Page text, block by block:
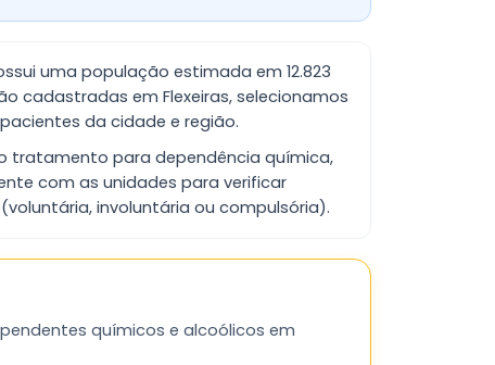
uma população estimada em 12.823
cadastradas em Flexeiras, selecionamos
da cidade e região.
tratamento para dependência química,
com as unidades para verificar
involuntária ou compulsória).
químicos e alcoólicos em